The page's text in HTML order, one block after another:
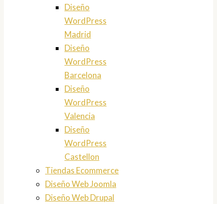
Diseño
WordPress
Madrid
Diseño
WordPress
Barcelona
Diseño
WordPress
Valencia
Diseño
WordPress
Castellon
Tiendas Ecommerce
Diseño Web Joomla
Diseño Web Drupal